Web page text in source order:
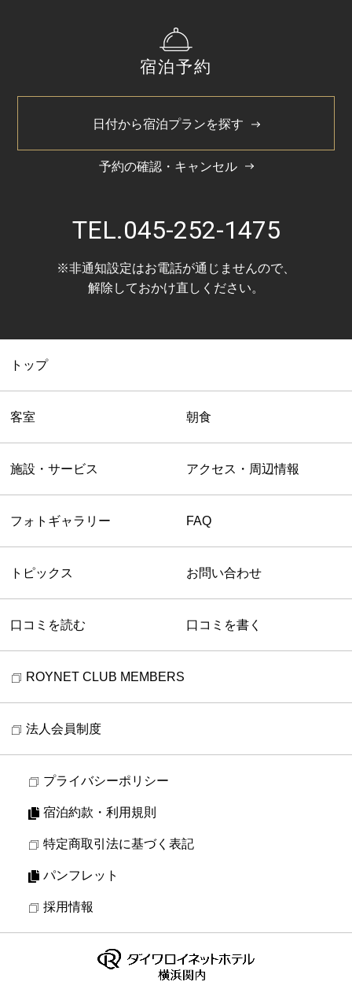
宿泊予約
日付から宿泊プランを探す
予約の確認・キャンセル
TEL.045-252-1475
※非通知設定はお電話が通じませんので、
解除しておかけ直しください。
トップ
客室 朝食
施設・サービス アクセス・周辺情報
フォトギャラリー FAQ
トピックス お問い合わせ
口コミを読む 口コミを書く
ROYNET CLUB MEMBERS
法人会員制度
プライバシーポリシー
宿泊約款・利用規則
特定商取引法に基づく表記
パンフレット
採用情報